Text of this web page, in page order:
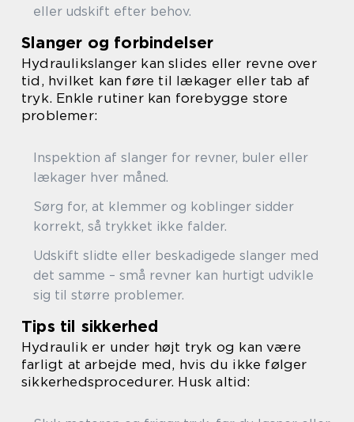
eller udskift efter behov.
Slanger og forbindelser
Hydraulikslanger kan slides eller revne over
tid, hvilket kan føre til lækager eller tab af
tryk. Enkle rutiner kan forebygge store
problemer:
Inspektion af slanger for revner, buler eller
lækager hver måned.
Sørg for, at klemmer og koblinger sidder
korrekt, så trykket ikke falder.
Udskift slidte eller beskadigede slanger med
det samme – små revner kan hurtigt udvikle
sig til større problemer.
Tips til sikkerhed
Hydraulik er under højt tryk og kan være
farligt at arbejde med, hvis du ikke følger
sikkerhedsprocedurer. Husk altid: